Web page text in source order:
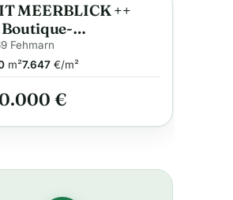
MEERBLICK ++
im entspannt-
Skandi-Look.
Fehmarn
m²7.647€/m²
€